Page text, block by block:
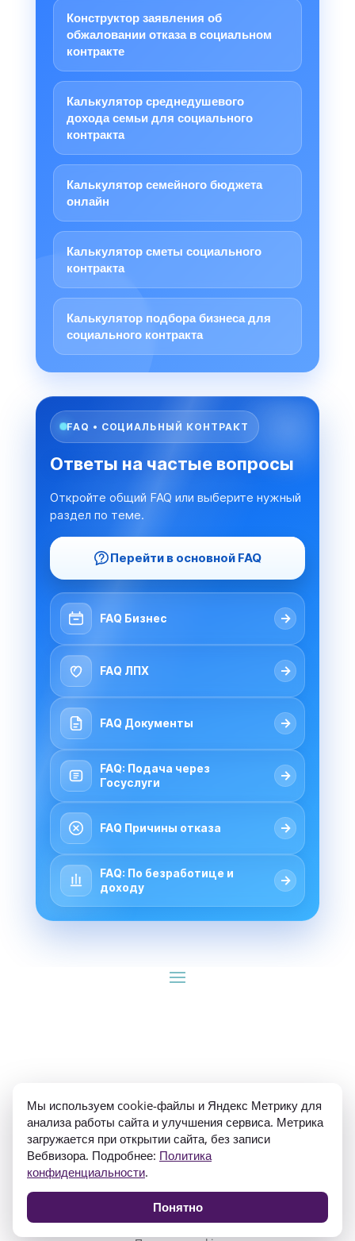
Конструктор заявления об
обжаловании отказа в социальном
контракте
Калькулятор среднедушевого
дохода семьи для социального
контракта
Калькулятор семейного бюджета
онлайн
Калькулятор сметы социального
контракта
Калькулятор подбора бизнеса для
социального контракта
FAQ • СОЦИАЛЬНЫЙ КОНТРАКТ
Ответы на частые вопросы
Откройте общий FAQ или выберите нужный
раздел по теме.
Перейти в основной FAQ
FAQ Бизнес →
FAQ ЛПХ →
FAQ Документы →
FAQ: Подача через
Госуслуги
→
FAQ Причины отказа →
FAQ: По безработице и
доходу
→
ИП Гуляев Е.А. ОГРН 310784709900570 ИНН
781020474307
Политика конфиденциальности
Мы используем cookie-файлы и Яндекс Метрику для
анализа работы сайта и улучшения сервиса. Метрика
загружается при открытии сайта, без записи
Вебвизора. Подробнее: Политика
конфиденциальности.
Понятно